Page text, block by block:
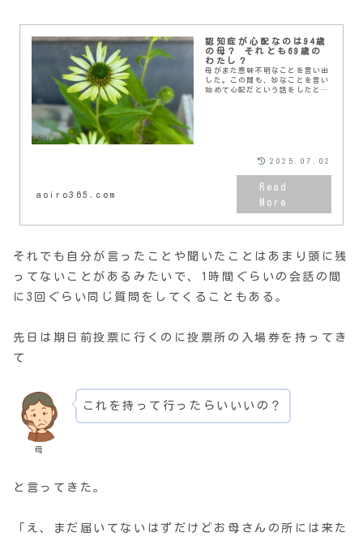
認知症が心配なのは94歳
の母？ それとも69歳の
わたし？
母がまた意味不明なことを言い出
した。この間も、妙なことを言い
始めて心配だという話をしたとこ
aoiro365.com
2025.07.02
それでも自分が言ったことや聞いたことはあまり頭に残
ってないことがあるみたいで、1時間ぐらいの会話の間
に3回ぐらい同じ質問をしてくることもある。
先日は期日前投票に行くのに投票所の入場券を持ってき
て
母
これを持って行ったらいいいの？
と言ってきた。
「え、まだ届いてないはずだけどお母さんの所には来た